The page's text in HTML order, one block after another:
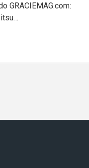
GRACIEMAG.com: